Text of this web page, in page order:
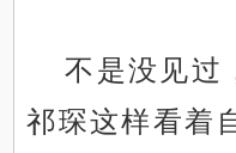
不是没见过
祁琛这样看着